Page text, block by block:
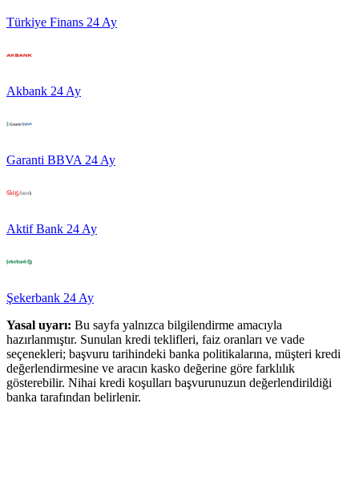
Türkiye Finans 24 Ay
Akbank 24 Ay
Garanti BBVA 24 Ay
Aktif Bank 24 Ay
Şekerbank 24 Ay
Yasal uyarı: Bu sayfa yalnızca bilgilendirme amacıyla
hazırlanmıştır. Sunulan kredi teklifleri, faiz oranları ve vade
seçenekleri; başvuru tarihindeki banka politikalarına, müşteri kredi
değerlendirmesine ve aracın kasko değerine göre farklılık
gösterebilir. Nihai kredi koşulları başvurunuzun değerlendirildiği
banka tarafından belirlenir.